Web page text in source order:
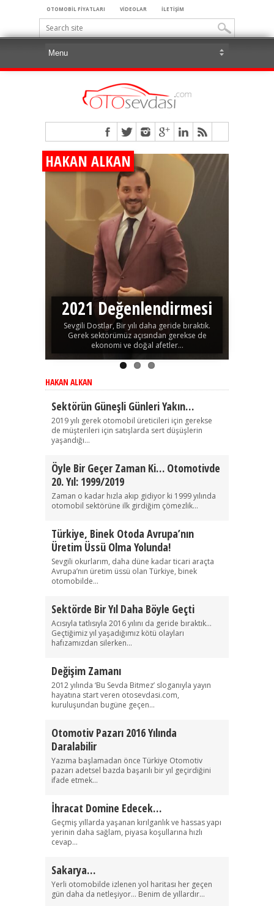
OTOMOBİL FİYATLARI VİDEOLAR İLETİŞİM
HAKAN ALKAN
2021 Değenlendirmesi
Sevgili Dostlar, Bir yılı daha geride bıraktık.
Gerek sektörümüz açısından gerekse de
ekonomi ve doğal afetler...
HAKAN ALKAN
Sektörün Güneşli Günleri Yakın…
2019 yılı gerek otomobil üreticileri için gerekse
de müşterileri için satışlarda sert düşüşlerin
yaşandığı...
Öyle Bir Geçer Zaman Ki… Otomotivde
20. Yıl: 1999/2019
Zaman o kadar hızla akıp gidiyor ki 1999 yılında
otomobil sektörüne ilk girdiğim çömezlik...
Türkiye, Binek Otoda Avrupa’nın
Üretim Üssü Olma Yolunda!
Sevgili okurlarım, daha düne kadar ticari araçta
Avrupa’nın üretim üssü olan Türkiye, binek
otomobilde...
Sektörde Bir Yıl Daha Böyle Geçti
Acısıyla tatlısıyla 2016 yılını da geride bıraktık…
Geçtiğimiz yıl yaşadığımız kötü olayları
hafızamızdan silerken...
Değişim Zamanı
2012 yılında ‘Bu Sevda Bitmez’ sloganıyla yayın
hayatına start veren otosevdasi.com,
kuruluşundan bugüne geçen...
Otomotiv Pazarı 2016 Yılında
Daralabilir
Yazıma başlamadan önce Türkiye Otomotiv
pazarı adetsel bazda başarılı bir yıl geçirdiğini
ifade etmek...
İhracat Domine Edecek…
Geçmiş yıllarda yaşanan kırılganlık ve hassas yapı
yerinin daha sağlam, piyasa koşullarına hızlı
cevap...
Sakarya…
Yerli otomobilde izlenen yol haritası her geçen
gün daha da netleşiyor… Benim de yıllardır...